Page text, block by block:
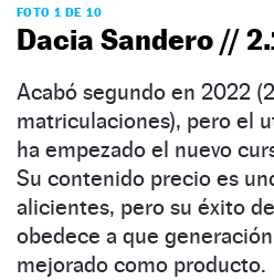
FOTO 1 DE 10
Dacia Sandero //
Acabó segundo en 2022
matriculaciones), pero el
ha empezado el nuevo
Su contenido precio es
alicientes, pero su éxito
obedece a que
mejorado como producto.